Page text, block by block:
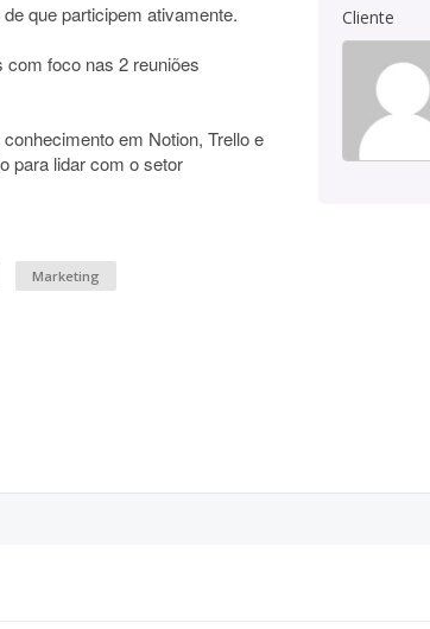
que participem ativamente.
foco nas 2 reuniões
em Notion, Trello e
para lidar com o setor
Marketing
Cliente